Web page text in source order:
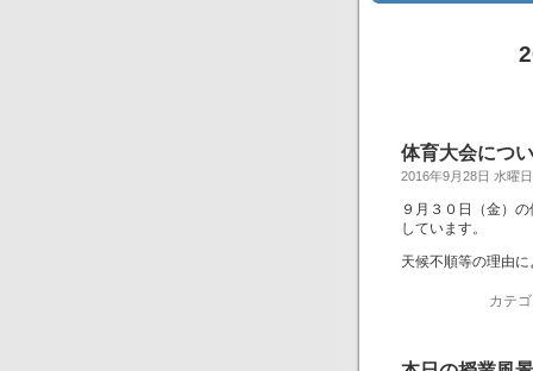
体育大会につ
2016年9月28日 水曜日
９月３０日（金）
しています。
天候不順等の理由
カテ